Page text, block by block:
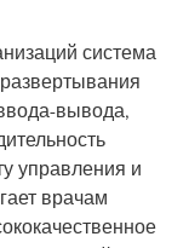
система
вывода,
управления и
врачам